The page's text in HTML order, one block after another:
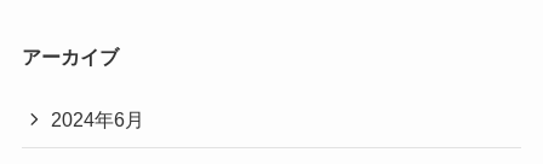
アーカイブ
2024年6月